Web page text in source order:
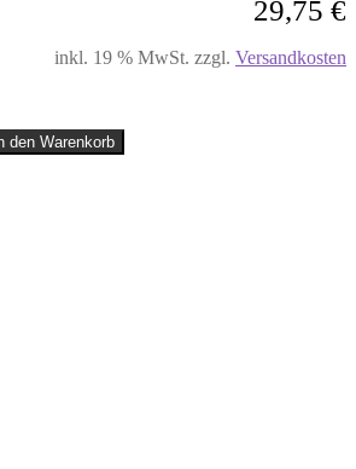
29,75 €
inkl. 19 % MwSt. zzgl. Versandkosten
den Warenkorb